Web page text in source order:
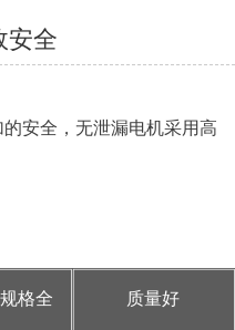
安全
安全，无泄漏电机采用高
格全 质量好